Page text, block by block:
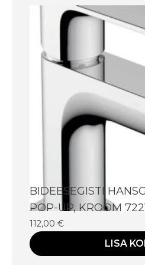
BIDEESEGISTI
POP-UP, KROOM
112,00 €
LISA